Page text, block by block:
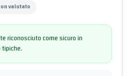
valutato
riconosciuto come sicuro in